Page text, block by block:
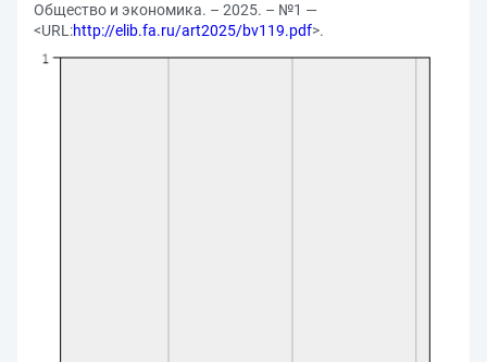
Общество и экономика. – 2025. – №1 —
<URL:http://elib.fa.ru/art2025/bv119.pdf>.